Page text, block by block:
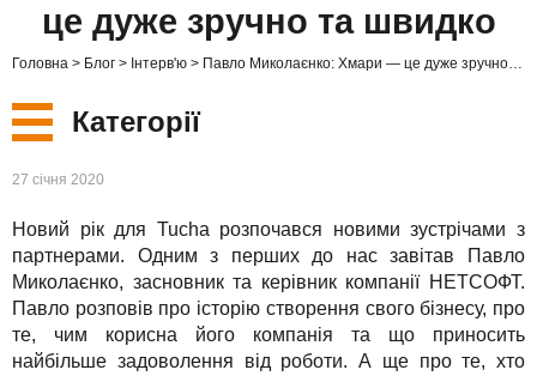
TuchaMetal
TuchaBackup
TuchaHosting
Хостинг сайтів-конструкторів
Віддалений офіс
Реселінг хостингу
Компанія
Кар'єра
Контакти
це дуже зручно та швидко
Головна Блог Інтерв'ю Павло Миколаєнко: Хмари — це дуже зручно та швидко
Категорії
Нові
Сервіси
Рішення
Для бізнесу
27 січня 2020
Новий рік для Tucha розпочався новими зустрічами з
партнерами. Одним з перших до нас завітав Павло
Миколаєнко, засновник та керівник компанії НЕТСОФТ.
Павло розповів про історію створення свого бізнесу, про
те, чим корисна його компанія та що приносить
найбільше задоволення від роботи. А ще про те, хто